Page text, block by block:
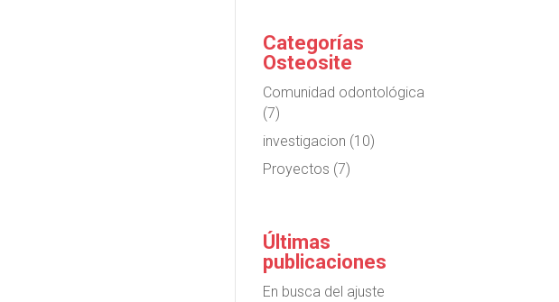
Categorías
Osteosite
Comunidad odontológica
(7)
investigacion (10)
Proyectos (7)
Últimas
publicaciones
En busca del ajuste